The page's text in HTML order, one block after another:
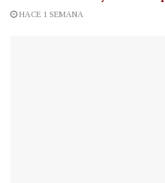
HACE 1 SEMANA